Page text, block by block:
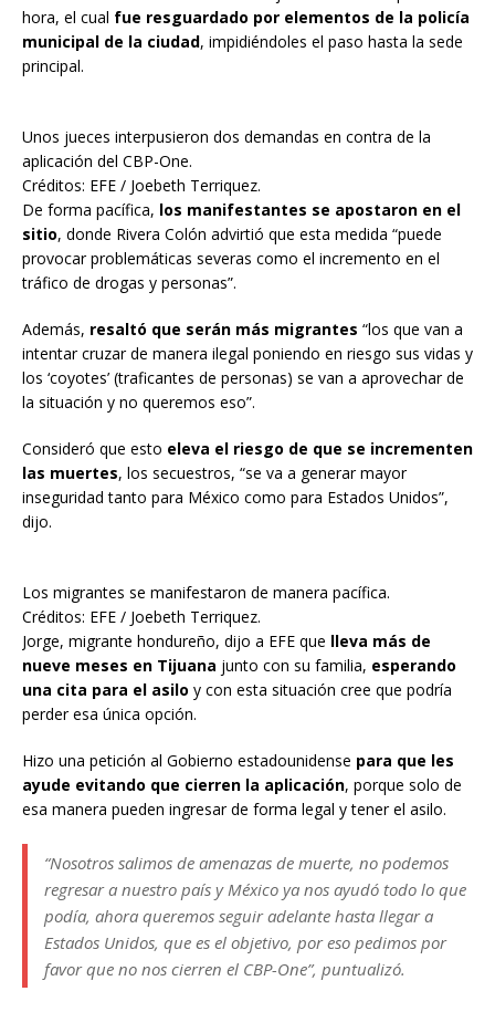
hora, el cual fue resguardado por elementos de la policía
municipal de la ciudad, impidiéndoles el paso hasta la sede
principal.
Unos jueces interpusieron dos demandas en contra de la
aplicación del CBP-One.
Créditos: EFE / Joebeth Terriquez.
De forma pacífica, los manifestantes se apostaron en el
sitio, donde Rivera Colón advirtió que esta medida “puede
provocar problemáticas severas como el incremento en el
tráfico de drogas y personas”.
Además, resaltó que serán más migrantes “los que van a
intentar cruzar de manera ilegal poniendo en riesgo sus vidas y
los ‘coyotes’ (traficantes de personas) se van a aprovechar de
la situación y no queremos eso”.
Consideró que esto eleva el riesgo de que se incrementen
las muertes, los secuestros, “se va a generar mayor
inseguridad tanto para México como para Estados Unidos”,
dijo.
Los migrantes se manifestaron de manera pacífica.
Créditos: EFE / Joebeth Terriquez.
Jorge, migrante hondureño, dijo a EFE que lleva más de
nueve meses en Tijuana junto con su familia, esperando
una cita para el asilo y con esta situación cree que podría
perder esa única opción.
Hizo una petición al Gobierno estadounidense para que les
ayude evitando que cierren la aplicación, porque solo de
esa manera pueden ingresar de forma legal y tener el asilo.
“Nosotros salimos de amenazas de muerte, no podemos
regresar a nuestro país y México ya nos ayudó todo lo que
podía, ahora queremos seguir adelante hasta llegar a
Estados Unidos, que es el objetivo, por eso pedimos por
favor que no nos cierren el CBP-One”, puntualizó.